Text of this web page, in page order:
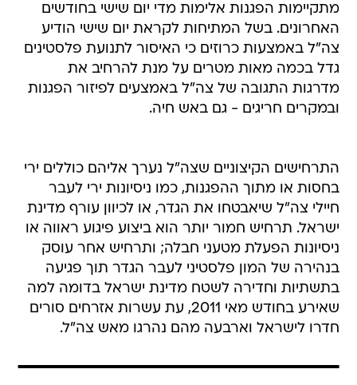
מתקיימות הפגנות אלימות מדי יום שישי בחודשים
האחרונים. בשל המתיחות לקראת יום שישי הודיע
צה"ל באמצעות כרוזים כי האיסור לתנועת פלסטינים
גדל בכמה מאות מטרים על מנת להרחיב את
מדרגות התגובה של צה"ל באמצעים לפיזור הפגנות
ובמקרים חריגים - גם באש חיה.
התרחישים הקיצוניים שצה"ל נערך אליהם כוללים ירי
בחסות או מתוך ההפגנות, כמו ניסיונות ירי לעבר
חיילי צה"ל שיאבטחו את הגדר, או לכיוון עורף מדינת
ישראל. תרחיש חמור יותר הוא ביצוע פיגוע ראווה או
ניסיונות הפעלת מטעני חבלה; ותרחיש אחר עוסק
בנהירה של המון פלסטיני לעבר הגדר תוך פגיעה
בתשתיות וחדירה לשטח מדינת ישראל בדומה למה
שאירע בחודש מאי 2011, עת עשרות אזרחים סורים
חדרו לישראל וארבעה מהם נהרגו מאש צה"ל.